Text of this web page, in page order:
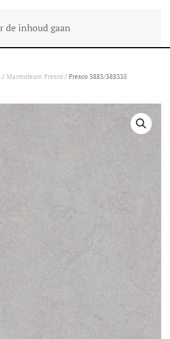
de inhoud gaan
/ Marmoleum Fresco / Fresco 3883/388335